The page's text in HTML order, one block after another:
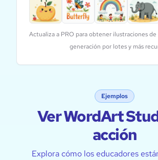
Actualiza a PRO para obtener ilustraciones
generación por lotes y más
Ejemplos
Ver WordArt
acción
Explora cómo los educadores